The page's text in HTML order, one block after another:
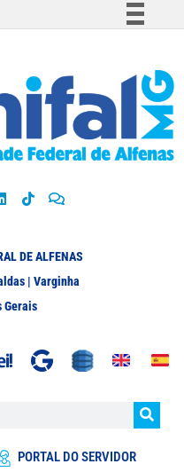
Participe
Acesso à informação
Legislação
DE ALFENAS
| Varginha
Gerais
PORTAL DO SERVIDOR